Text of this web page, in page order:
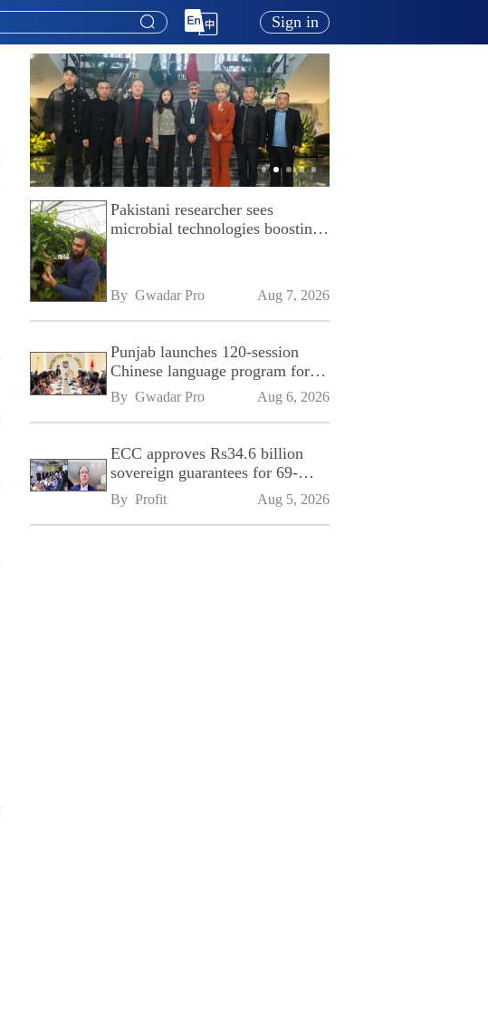
Sign in
Pakistani researcher sees
microbial technologies boosting
By Gwadar Pro Aug 7, 2026
Punjab launches 120-session
Chinese language program for
SPU
By Gwadar Pro Aug 6, 2026
ECC approves Rs34.6 billion
sovereign guarantees for 69-
kilometre Sialkot-Kharian
Motorway
By Profit Aug 5, 2026